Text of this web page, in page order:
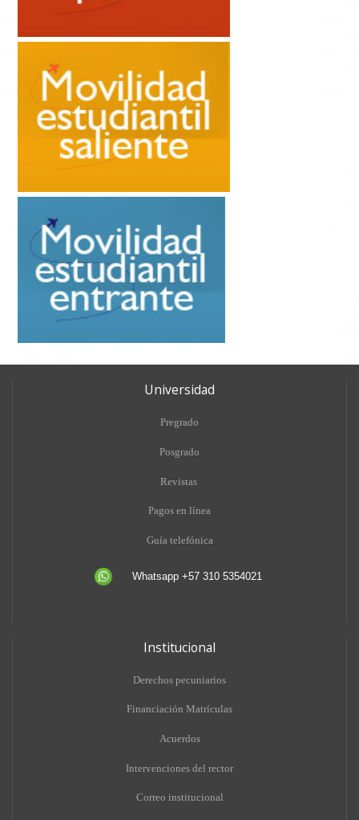
Universidad
Pregrado
Posgrado
Revistas
Pagos en línea
Guía telefónica
Whatsapp +57 310 5354021
Institucional
Derechos pecuniarios
Financiación Matrículas
Acuerdos
Intervenciones del rector
Correo institucional